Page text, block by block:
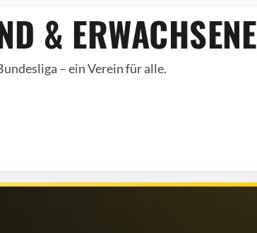
& ERWACHSENE
– ein Verein für alle.